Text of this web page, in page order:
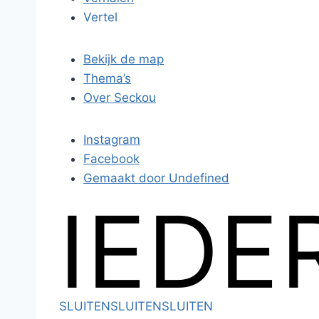
Vertel
Bekijk de map
Thema’s
Over Seckou
Instagram
Facebook
Gemaakt door Undefined
SLUITENSLUITENSLUITEN